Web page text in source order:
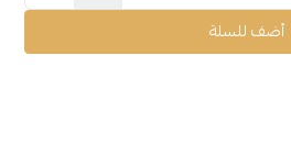
أضف للسلة